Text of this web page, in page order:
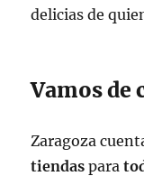
delicias de
Vamos de
Zaragoza
tiendas para